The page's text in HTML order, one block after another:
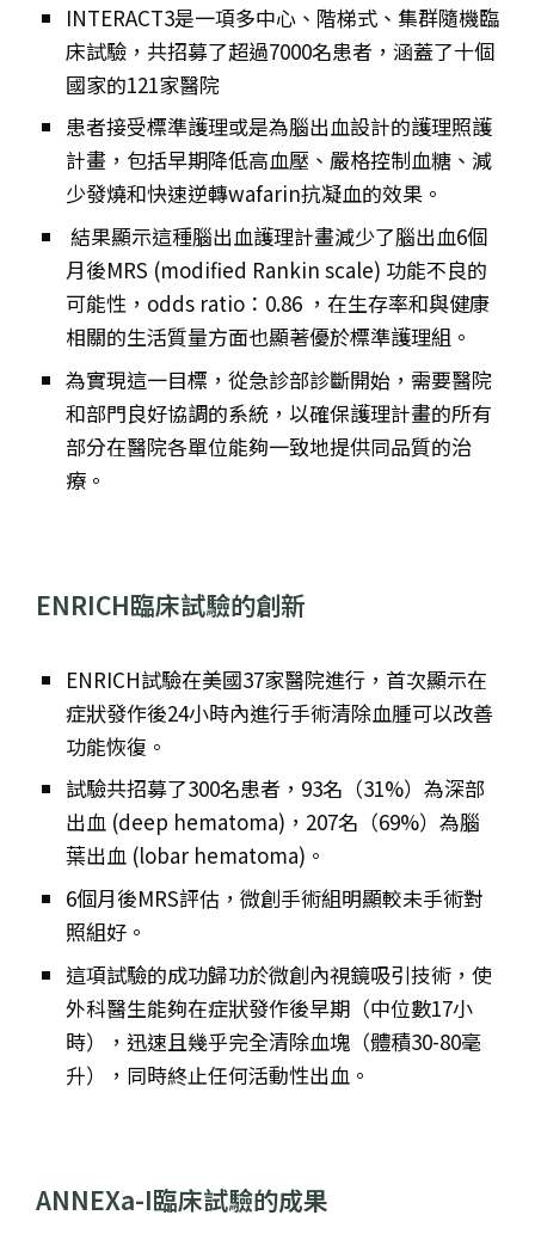
INTERACT3是一項多中心、階梯式、集群隨機臨
床試驗，共招募了超過7000名患者，涵蓋了十個
國家的121家醫院
患者接受標準護理或是為腦出血設計的護理照護
計畫，包括早期降低高血壓、嚴格控制血糖、減
少發燒和快速逆轉wafarin抗凝血的效果。
結果顯示這種腦出血護理計畫減少了腦出血6個
月後MRS (modified Rankin scale) 功能不良的
可能性，odds ratio：0.86 ，在生存率和與健康
相關的生活質量方面也顯著優於標準護理組。
為實現這一目標，從急診部診斷開始，需要醫院
和部門良好協調的系統，以確保護理計畫的所有
部分在醫院各單位能夠一致地提供同品質的治
療。
ENRICH臨床試驗的創新
ENRICH試驗在美國37家醫院進行，首次顯示在
症狀發作後24小時內進行手術清除血腫可以改善
功能恢復。
試驗共招募了300名患者，93名（31%）為深部
出血 (deep hematoma)，207名（69%）為腦
葉出血 (lobar hematoma)。
6個月後MRS評估，微創手術組明顯較未手術對
照組好。
這項試驗的成功歸功於微創內視鏡吸引技術，使
外科醫生能夠在症狀發作後早期（中位數17小
時），迅速且幾乎完全清除血塊（體積30-80毫
升），同時終止任何活動性出血。
ANNEXa-I臨床試驗的成果